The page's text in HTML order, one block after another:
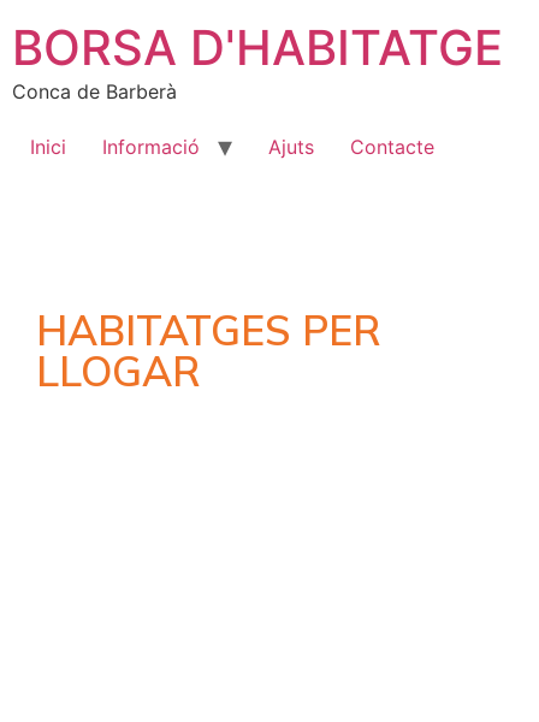
BORSA D'HABITATGE
Conca de Barberà
Inici Informació Ajuts Contacte
HABITATGES PER
LLOGAR